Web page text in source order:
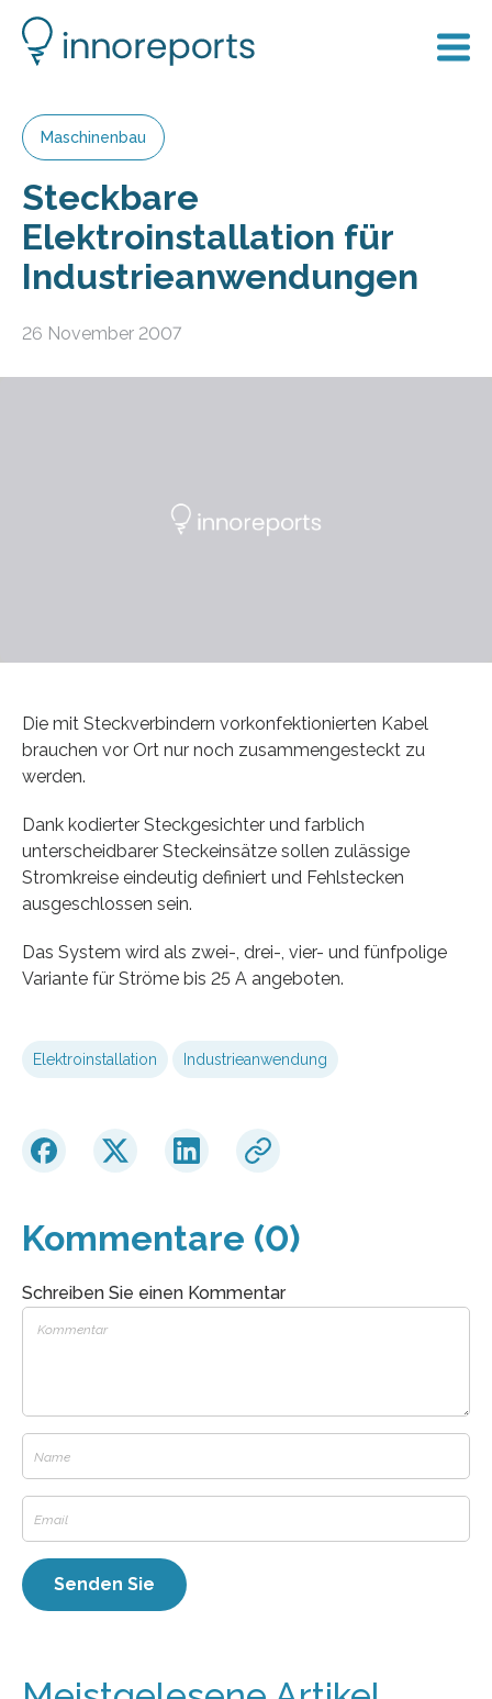
Maschinenbau
Steckbare
Elektroinstallation für
Industrieanwendungen
26 November 2007
Die mit Steckverbindern vorkonfektionierten Kabel
brauchen vor Ort nur noch zusammengesteckt zu
werden.
Dank kodierter Steckgesichter und farblich
unterscheidbarer Steckeinsätze sollen zulässige
Stromkreise eindeutig definiert und Fehlstecken
ausgeschlossen sein.
Das System wird als zwei-, drei-, vier- und fünfpolige
Variante für Ströme bis 25 A angeboten.
Elektroinstallation Industrieanwendung
Kommentare (0)
Schreiben Sie einen Kommentar